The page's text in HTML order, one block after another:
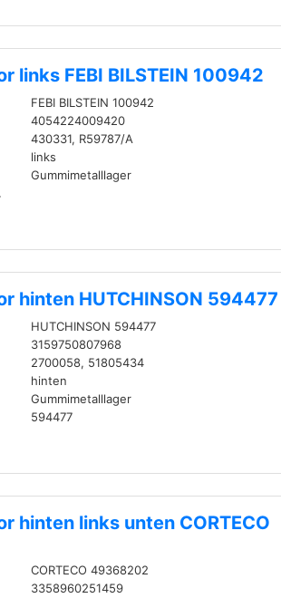
links FEBI BILSTEIN 100942
FEBI BILSTEIN 100942
4054224009420
430331, R59787/A
links
Gummimetalllager
hinten HUTCHINSON 594477
HUTCHINSON 594477
3159750807968
2700058, 51805434
hinten
Gummimetalllager
594477
hinten links unten CORTECO
CORTECO 49368202
3358960251459